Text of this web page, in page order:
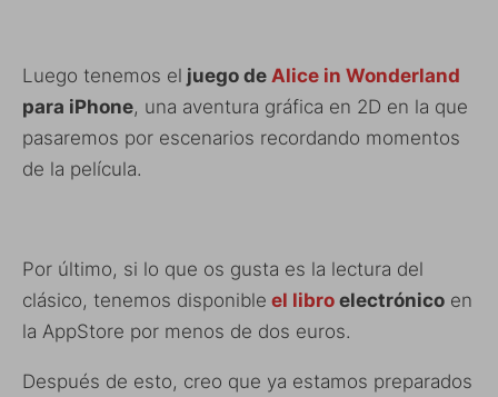
Luego tenemos el juego de Alice in Wonderland
para iPhone, una aventura gráfica en 2D en la que
pasaremos por escenarios recordando momentos
de la película.
Por último, si lo que os gusta es la lectura del
clásico, tenemos disponible el libro electrónico en
la AppStore por menos de dos euros.
Después de esto, creo que ya estamos preparados